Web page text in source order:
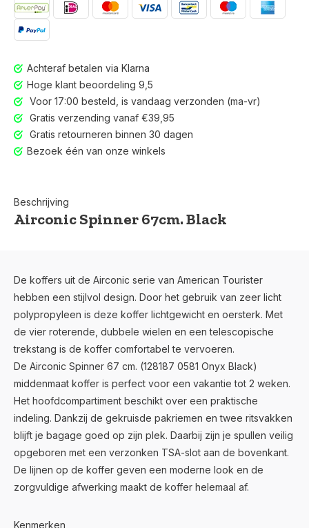
Achteraf betalen via Klarna
Hoge klant beoordeling 9,5
Voor 17:00 besteld, is vandaag verzonden (ma-vr)
Gratis verzending vanaf €39,95
Gratis retourneren binnen 30 dagen
Bezoek één van onze winkels
Beschrijving
Airconic Spinner 67cm. Black
De koffers uit de Airconic serie van American Tourister
hebben een stijlvol design. Door het gebruik van zeer licht
polypropyleen is deze koffer lichtgewicht en oersterk. Met
de vier roterende, dubbele wielen en een telescopische
trekstang is de koffer comfortabel te vervoeren.
De Airconic Spinner 67 cm. (128187 0581 Onyx Black)
middenmaat koffer is perfect voor een vakantie tot 2 weken.
Het hoofdcompartiment beschikt over een praktische
indeling. Dankzij de gekruisde pakriemen en twee ritsvakken
blijft je bagage goed op zijn plek. Daarbij zijn je spullen veilig
opgeboren met een verzonken TSA-slot aan de bovenkant.
De lijnen op de koffer geven een moderne look en de
zorgvuldige afwerking maakt de koffer helemaal af.
Kenmerken